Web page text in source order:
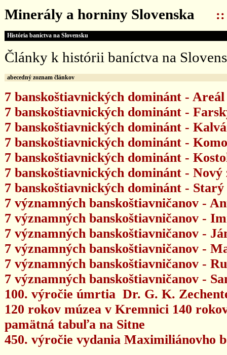
Minerály a horniny Slovenska ::
História baníctva na Slovensku
Články k histórii baníctva na
abecedný zoznam článkov
7 banskoštiavnických dominánt -
7 banskoštiavnických dominánt -
7 banskoštiavnických dominánt -
7 banskoštiavnických dominánt -
7 banskoštiavnických dominánt -
7 banskoštiavnických dominánt - Nový
7 banskoštiavnických dominánt -
7 významných banskoštiavničanov -
7 významných banskoštiavničanov -
7 významných banskoštiavničanov -
7 významných banskoštiavničanov -
7 významných banskoštiavničanov -
7 významných banskoštiavničanov -
100. výročie úmrtia Dr. G. K.
120 rokov múzea v Kremnici 140
pamätná tabuľa na Sitne
450. výročie vydania Maximiliánovho